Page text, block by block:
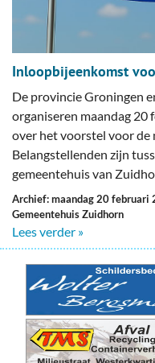
Inloopbijeenkomst
De provincie Groningen
organiseren maandag
over het voorstel voor
Belangstellenden zijn
gemeentehuis van
Archief: maandag 20 februari
Gemeentehuis Zuidhorn
Lees verder »